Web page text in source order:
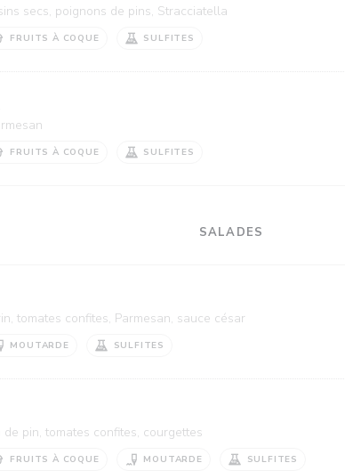
secs, poignons de pins, Stracciatella
FRUITS À COQUE SULFITES
FRUITS À COQUE SULFITES
SALADES
tomates confites, Parmesan, sauce césar
MOUTARDE SULFITES
pin, tomates confites, courgettes
FRUITS À COQUE MOUTARDE SULFITES